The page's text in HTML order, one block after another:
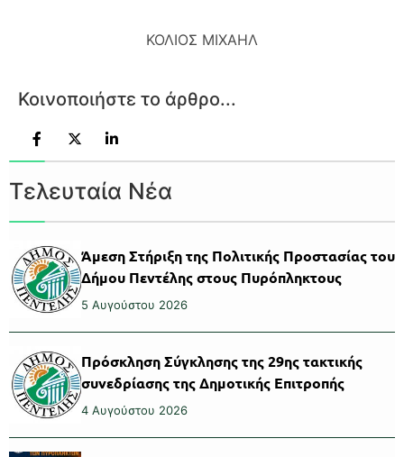
ΚΟΛΙΟΣ ΜΙΧΑΗΛ
Κοινοποιήστε το άρθρο...
Τελευταία Νέα
Άμεση Στήριξη της Πολιτικής Προστασίας του
Δήμου Πεντέλης στους Πυρόπληκτους
5 Αυγούστου 2026
Πρόσκληση Σύγκλησης της 29ης τακτικής
συνεδρίασης της Δημοτικής Επιτροπής
4 Αυγούστου 2026